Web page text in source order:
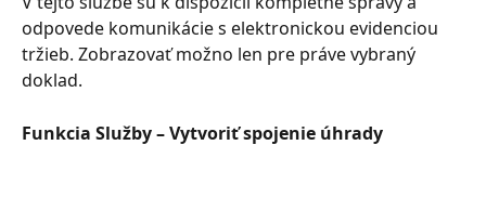
odpovede komunikácie s elektronickou evidenciou
tržieb. Zobrazovať možno len pre práve vybraný
doklad.
Funkcia Služby – Vytvoriť spojenie úhrady